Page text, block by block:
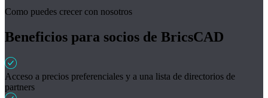
Como puedes crecer con nosotros
Beneficios para socios de BricsCAD
Acceso a precios preferenciales y a una lista de directorios de
partners